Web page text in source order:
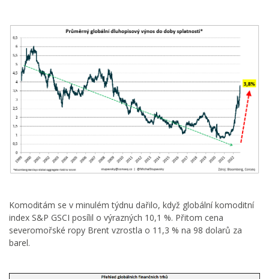
Komoditám se v minulém týdnu dařilo, když globální komoditní
index S&P GSCI posílil o výrazných 10,1 %. Přitom cena
severomořské ropy Brent vzrostla o 11,3 % na 98 dolarů za
barel.